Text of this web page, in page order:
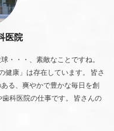
医院
・・・、素敵なことですね。
健康」は存在しています。 皆さ
る、爽やかで豊かな毎日を創
科医院の仕事です。 皆さんの